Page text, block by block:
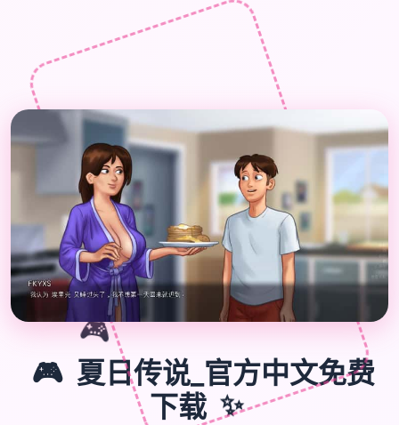
🎮
🎮 夏日传说_官方中文免费
下载 ✨